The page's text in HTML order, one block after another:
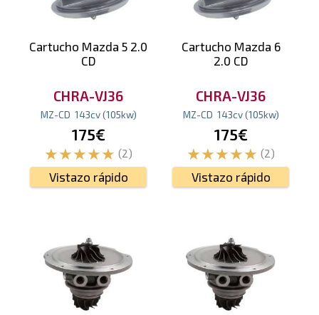
Cartucho Mazda 5 2.0
CD
CHRA-VJ36
MZ-CD 143cv (105kw)
175€
(2)
Vistazo rápido
Cartucho Mazda 6
2.0 CD
CHRA-VJ36
MZ-CD 143cv (105kw)
175€
(2)
Vistazo rápido